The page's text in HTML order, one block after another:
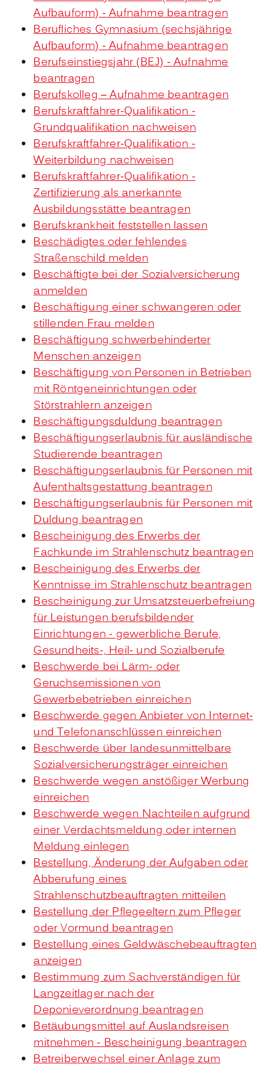
Aufbauform) - Aufnahme beantragen
Berufliches Gymnasium (sechsjährige
Aufbauform) - Aufnahme beantragen
Berufseinstiegsjahr (BEJ) - Aufnahme
beantragen
Berufskolleg – Aufnahme beantragen
Berufskraftfahrer-Qualifikation -
Grundqualifikation nachweisen
Berufskraftfahrer-Qualifikation -
Weiterbildung nachweisen
Berufskraftfahrer-Qualifikation -
Zertifizierung als anerkannte
Ausbildungsstätte beantragen
Berufskrankheit feststellen lassen
Beschädigtes oder fehlendes
Straßenschild melden
Beschäftigte bei der Sozialversicherung
anmelden
Beschäftigung einer schwangeren oder
stillenden Frau melden
Beschäftigung schwerbehinderter
Menschen anzeigen
Beschäftigung von Personen in Betrieben
mit Röntgeneinrichtungen oder
Störstrahlern anzeigen
Beschäftigungsduldung beantragen
Beschäftigungserlaubnis für ausländische
Studierende beantragen
Beschäftigungserlaubnis für Personen mit
Aufenthaltsgestattung beantragen
Beschäftigungserlaubnis für Personen mit
Duldung beantragen
Bescheinigung des Erwerbs der
Fachkunde im Strahlenschutz beantragen
Bescheinigung des Erwerbs der
Kenntnisse im Strahlenschutz beantragen
Bescheinigung zur Umsatzsteuerbefreiung
für Leistungen berufsbildender
Einrichtungen - gewerbliche Berufe,
Gesundheits-, Heil- und Sozialberufe
Beschwerde bei Lärm- oder
Geruchsemissionen von
Gewerbebetrieben einreichen
Beschwerde gegen Anbieter von Internet-
und Telefonanschlüssen einreichen
Beschwerde über landesunmittelbare
Sozialversicherungsträger einreichen
Beschwerde wegen anstößiger Werbung
einreichen
Beschwerde wegen Nachteilen aufgrund
einer Verdachtsmeldung oder internen
Meldung einlegen
Bestellung, Änderung der Aufgaben oder
Abberufung eines
Strahlenschutzbeauftragten mitteilen
Bestellung der Pflegeeltern zum Pfleger
oder Vormund beantragen
Bestellung eines Geldwäschebeauftragten
anzeigen
Bestimmung zum Sachverständigen für
Langzeitlager nach der
Deponieverordnung beantragen
Betäubungsmittel auf Auslandsreisen
mitnehmen - Bescheinigung beantragen
Betreiberwechsel einer Anlage zum